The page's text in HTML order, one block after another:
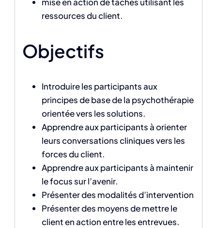
ressources du client.
Objectifs
Introduire les participants aux
principes de base de la psychothérapie
orientée vers les solutions.
Apprendre aux participants à orienter
leurs conversations cliniques vers les
forces du client.
Apprendre aux participants à maintenir
le focus sur l’avenir.
Présenter des modalités d’intervention
Présenter des moyens de mettre le
client en action entre les entrevues.